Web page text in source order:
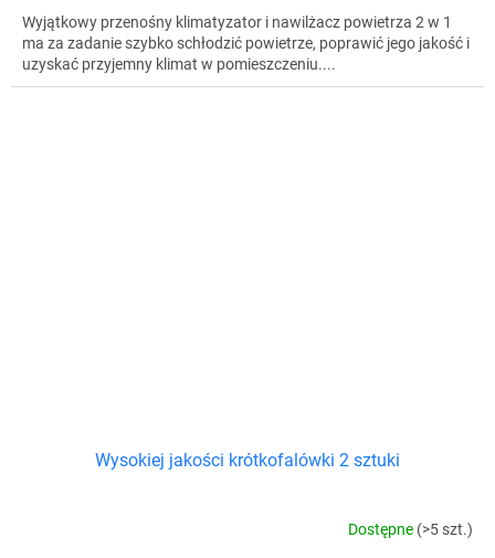
Wyjątkowy przenośny klimatyzator i nawilżacz powietrza 2 w 1
ma za zadanie szybko schłodzić powietrze, poprawić jego jakość i
uzyskać przyjemny klimat w pomieszczeniu....
Wysokiej jakości krótkofalówki 2 sztuki
Dostępne (>5 szt.)